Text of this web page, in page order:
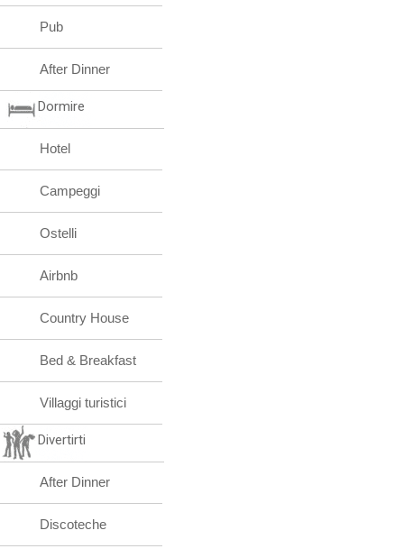
Pub
After Dinner
Dormire
Hotel
Campeggi
Ostelli
Airbnb
Country House
Bed & Breakfast
Villaggi turistici
Divertirti
After Dinner
Discoteche